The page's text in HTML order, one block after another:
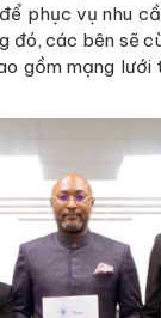
phục vụ nhu
đó, các bên sẽ
gồm mạng